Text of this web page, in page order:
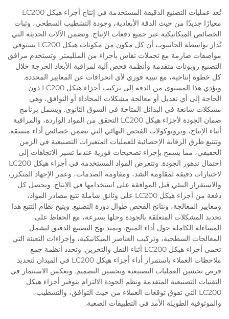
تُعد عمليات التصنيع الدقيقة المستخدمة في إنتاج أجزاء هيكل LC200
معيارًا جديدًا من حيث الدقة الأبعادية، وجودة التشطيب السطحي، وثبات
الخصائص الميكانيكية عبر جميع دفعات الإنتاج. وتضمن الآلات الحديثة التي
تُدار بواسطة الحاسوب أن كل مكون من مكونات هيكل LC200 يستوفي
مواصفات صارمة مع تحملات تقاس بأجزاء من الملليمتر. وتستخدم مرافق
التصنيع روبوتات متقدمة وأنظمة فحص آلية لمراقبة الأبعاد الحرجة خلال
كل خطوة إنتاجية، مع تنبيه فوري لأي انحرافات عن المعايير المحددة.
ويؤدي هذا المستوى من الدقة إلى تركيب أجزاء هيكل LC200 دون
الحاجة إلى أي تعديل أو معالجة مشكلات المحاذاة أو التوافق، وهي
مشكلات شائعة في البدائل المتاحة في السوق الثانوي. ويشمل برنامج
ضمان الجودة لأجزاء هيكل LC200 التحقق من المواد الواردة، والمراقبة
أثناء الإنتاج، وبروتوكولات الفحص النهائي التي تضمن خصائص أداء متسقة.
وتتتبع طرق الرقابة الإحصائية للعمليات المتغيرات التصنيعية في الزمن
الحقيقي، مما يسمح بإجراء تصحيحات فورية عندما تشير الاتجاهات إلى
احتمال تدهور الجودة. وتتعرض المواد المستخدمة في أجزاء هيكل LC200
لاختبارات دقيقة لمقاومة الشد، ومقاومة الصدمات، وعمر الإجهاد المتكرر،
والاستقرار البيئي قبل الموافقة على استخدامها في الإنتاج. ويحصل كل
دفعة من أجزاء هيكل LC200 على وثائق شاملة تتبع مصادر المواد،
ومعايير المعالجة، ونتائج الفحص طوال دورة التصنيع. ويتيح نظام التتبع هذا
تحديد المشكلات المتعلقة بالجودة وحلها بسرعة، مع الحفاظ على
المساءلة الكاملة حول أداء المنتج. ويمتد نهج التصنيع الدقيق ليشمل
المعالجات السطحية، وتركيب العناصر الميكانيكية، وإجراءات التعبئة التي
تحمي أجزاء هيكل LC200 أثناء النقل والتخزين. وتحدد أنظمة جمع
ملاحظات العملاء باستمرار أداء أجزاء هيكل LC200 في الميدان لتحديد
فرص تحسين العمليات التصنيعية وتحسين التصميم. ويعكس الاستثمار في
التقنيات التصنيعية المتقدمة ونظم الجودة الالتزام بتوفير أجزاء هيكل
LC200 التي تفوق توقعات العملاء من حيث التوافق، والتشطيب،
والموثوقية الطويلة الأمد في التطبيقات الصعبة.